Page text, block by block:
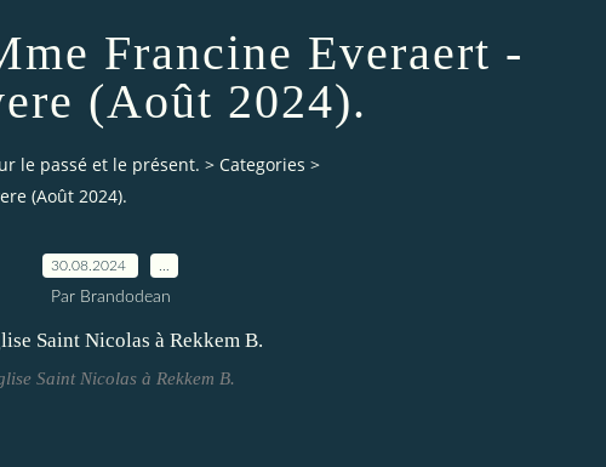
Francine Everaert -
(Août 2024).
le passé et le présent. > Categories >
(Août 2024).
30.08.2024
Par Brandodean
Saint Nicolas à Rekkem B.